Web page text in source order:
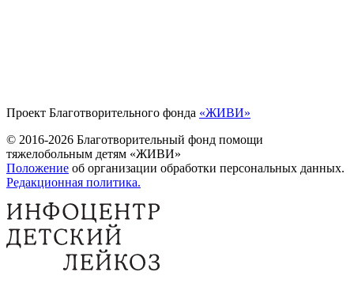
Проект Благотворительного фонда «ЖИВИ»
© 2016-2026 Благотворительный фонд помощи
тяжелобольным детям «ЖИВИ»
Положение об организации обработки персональных данных.
Редакционная политика.